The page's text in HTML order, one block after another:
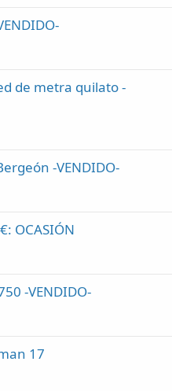
de metra quilato -
-VENDIDO-
OCASIÓN
-VENDIDO-
17